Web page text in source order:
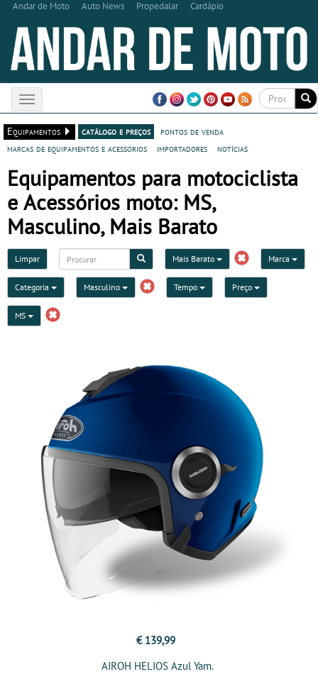
Andar de Moto Auto News Propedalar Cardápio
Toggle
navigation
Equipamentos
catálogo e preços
pontos de venda
marcas de equipamentos e acessórios
importadores notícias
Equipamentos para motociclista
e Acessórios moto: MS,
Masculino, Mais Barato
Limpar Mais Barato Marca
Categoria Masculino Tempo Preço
MS
€ 139,99
AIROH HELIOS Azul Yam.